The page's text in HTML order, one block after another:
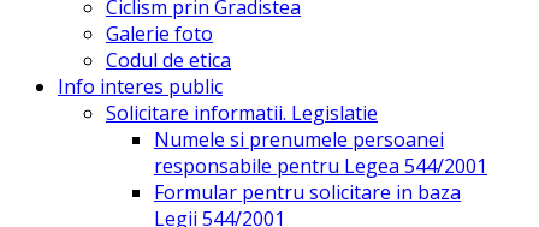
Ciclism prin Gradistea
Galerie foto
Codul de etica
Info interes public
Solicitare informatii. Legislatie
Numele si prenumele persoanei
responsabile pentru Legea 544/2001
Formular pentru solicitare in baza
Legii 544/2001